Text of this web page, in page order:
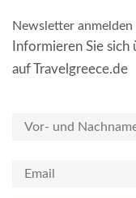
Newsletter anmelden
Informieren Sie
auf Travelgreece.de